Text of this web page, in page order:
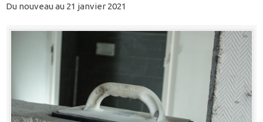
Du nouveau au 21 janvier 2021